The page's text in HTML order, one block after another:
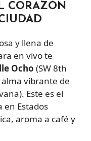
CORAZÓN
y llena de
en vivo te
Ocho (SW 8th
vibrante de
Este es el
en Estados
aroma a café y